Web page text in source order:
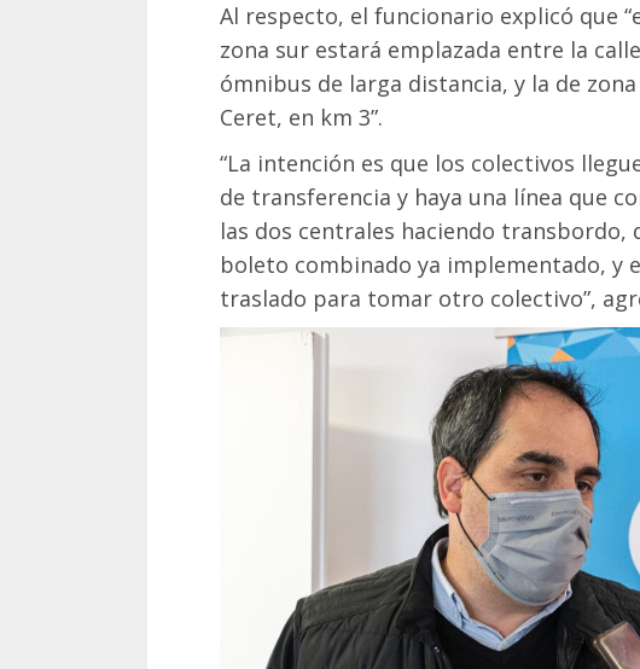
Al respecto, el funcionario explicó que
zona sur estará emplazada entre la
ómnibus de larga distancia, y la de
Ceret, en km 3”.
“La intención es que los colectivos
de transferencia y haya una línea que
las dos centrales haciendo transbordo,
boleto combinado ya implementado, y
traslado para tomar otro colectivo”,